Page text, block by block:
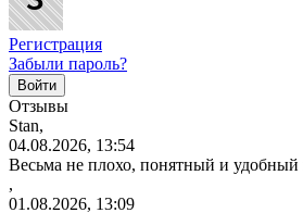
Регистрация
Забыли пароль?
Отзывы
Stan,
04.08.2026, 13:54
Весьма не плохо, понятный и удобный
,
01.08.2026, 13:09